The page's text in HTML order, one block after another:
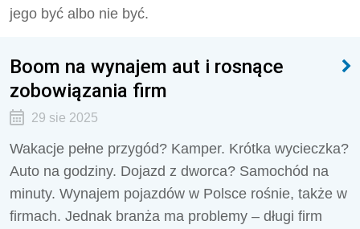
jego być albo nie być.
Boom na wynajem aut i rosnące
zobowiązania firm
29 sie 2025
Wakacje pełne przygód? Kamper. Krótka wycieczka?
Auto na godziny. Dojazd z dworca? Samochód na
minuty. Wynajem pojazdów w Polsce rośnie, także w
firmach. Jednak branża ma problemy – długi firm